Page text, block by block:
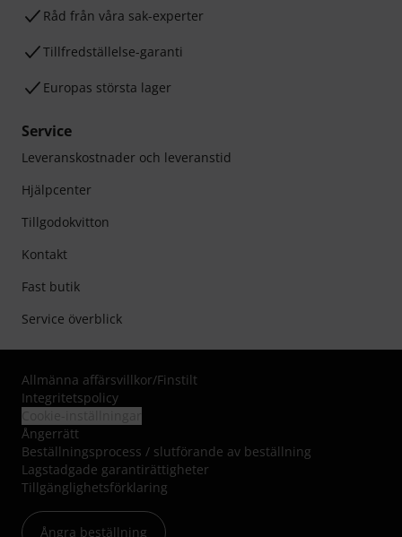
Råd från våra sak-experter
Tillfredställelse-garanti
Europas största lager
Service
Leveranskostnader och leveranstid
Hjälpcenter
Tillgodokvitton
Kontakt
Fast butik
Service överblick
Allmänna affärsvillkor/Finstilt
Integritetspolicy
Ångerrätt
Beställningsprocess / slutförande av beställning
Lagstadgade garantirättigheter
Tillgänglighetsförklaring
Ångra beställning